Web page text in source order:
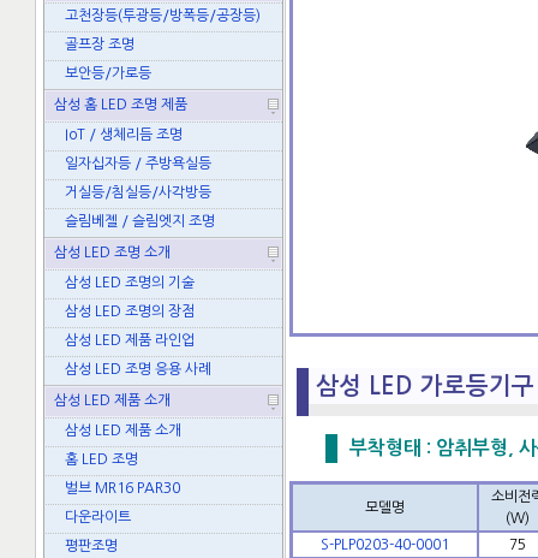
고천장등(투광등/방폭등/공장등)
골프장 조명
보안등/가로등
삼성 홈 LED 조명 제품
IoT / 생체리듬 조명
일자십자등 / 주방욕실등
거실등/침실등/사각방등
슬림베젤 / 슬림엣지 조명
삼성 LED 조명 소개
삼성 LED 조명의 기술
삼성 LED 조명의 장점
삼성 LED 제품 라인업
삼성 LED 조명 응용 사례
삼성 LED 제품 소개
삼성 LED 제품 소개
홈 LED 조명
벌브 MR16 PAR30
다운라이트
평판조명
삼성 LED 가로등기
부착형태 : 암취부형,
모델명
소비전
(W)
S-PLP0203-40-0001
75